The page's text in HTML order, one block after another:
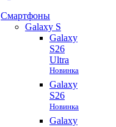
Смартфоны
Galaxy S
Galaxy
S26
Ultra
Новинка
Galaxy
S26
Новинка
Galaxy